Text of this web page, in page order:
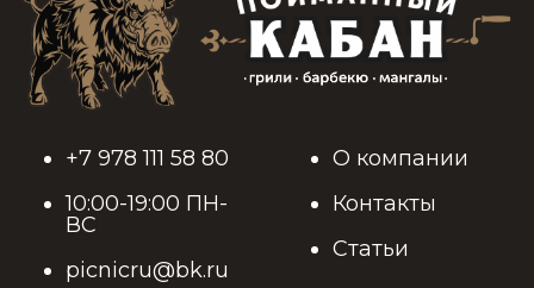
+7 978 111 58 80
10:00-19:00 ПН-
ВС
picnicru@bk.ru
О компании
Контакты
Статьи